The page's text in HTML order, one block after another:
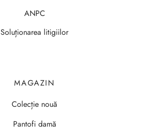
ANPC
Soluționarea litigiilor
MAGAZIN
Colecție nouă
Pantofi damă